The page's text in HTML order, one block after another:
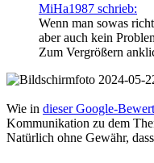
MiHa1987 schrieb:
Wenn man sowas
aber auch kein
Zum Vergrößern
Wie in dieser Google-
Kommunikation zu dem
Natürlich ohne Gewähr,